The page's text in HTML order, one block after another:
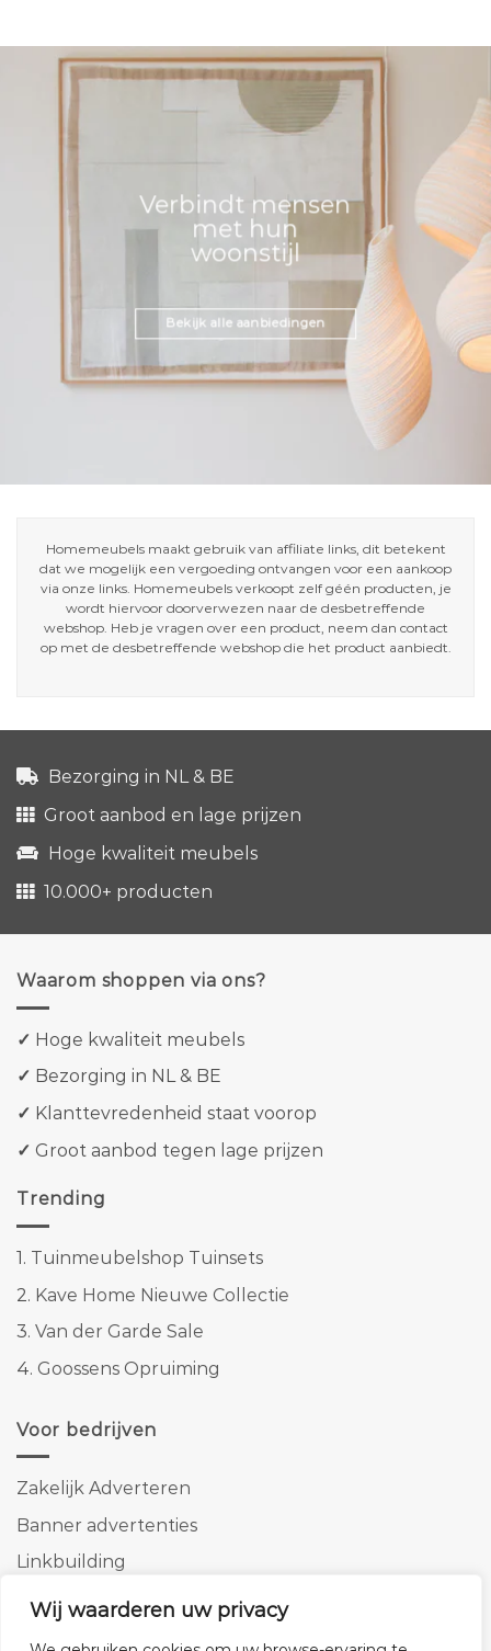
Wij waarderen uw privacy
Verbindt mensen
met hun
woonstijl
Bekijk alle aanbiedingen
Homemeubels maakt gebruik van affiliate links, dit betekent
dat we mogelijk een vergoeding ontvangen voor een aankoop
via onze links. Homemeubels verkoopt zelf géén producten, je
wordt hiervoor doorverwezen naar de desbetreffende
webshop. Heb je vragen over een product, neem dan contact
op met de desbetreffende webshop die het product aanbiedt.
Bezorging in NL & BE
Groot aanbod en lage prijzen
Hoge kwaliteit meubels
10.000+ producten
Waarom shoppen via ons?
✓ Hoge kwaliteit meubels
✓ Bezorging in NL & BE
✓ Klanttevredenheid staat voorop
✓ Groot aanbod tegen lage prijzen
Trending
1. Tuinmeubelshop Tuinsets
2. Kave Home Nieuwe Collectie
3. Van der Garde Sale
4. Goossens Opruiming
Voor bedrijven
Zakelijk Adverteren
Banner advertenties
Linkbuilding
SEO copywriting